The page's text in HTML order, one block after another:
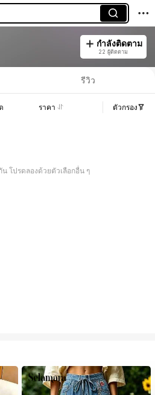
กำลังติดตาม
22 ผู้ติดตาม
รีวิว
ราคา ตัวกรอง
โปรดลองด้วยตัวเลือกอื่น ๆ